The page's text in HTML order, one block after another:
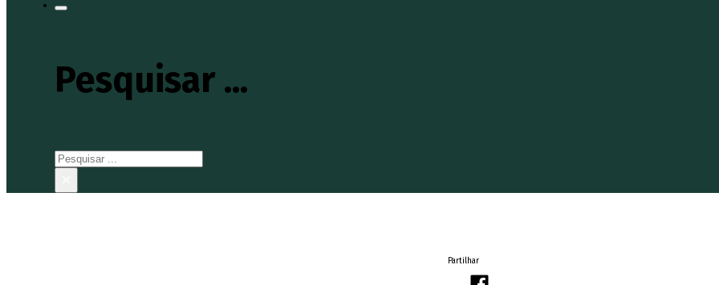
Pesquisar ...
Pesquisar
Partilhar